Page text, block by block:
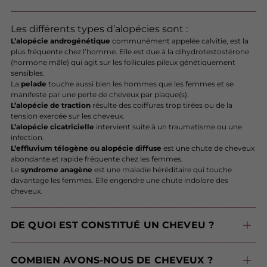
Les différents types d’alopécies sont :
L’alopécie androgénétique communément appelée calvitie, est la
plus fréquente chez l’homme. Elle est due à la dihydrotestostérone
(hormone mâle) qui agit sur les follicules pileux génétiquement
sensibles.
La pelade touche aussi bien les hommes que les femmes et se
manifeste par une perte de cheveux par plaque(s).
L’alopécie de traction résulte des coiffures trop tirées ou de la
tension exercée sur les cheveux.
L’alopécie cicatricielle intervient suite à un traumatisme ou une
infection.
L’effluvium télogène ou alopécie diffuse est une chute de cheveux
abondante et rapide fréquente chez les femmes.
Le syndrome anagène est une maladie héréditaire qui touche
davantage les femmes. Elle engendre une chute indolore des
cheveux.
DE QUOI EST CONSTITUÉ UN CHEVEU ?
COMBIEN AVONS-NOUS DE CHEVEUX ?